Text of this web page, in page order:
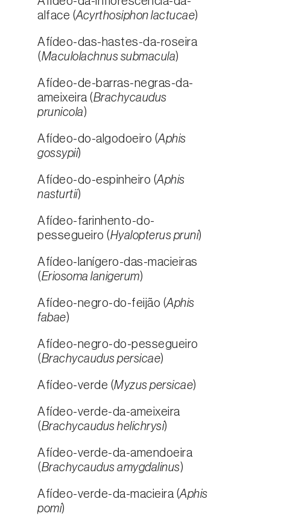
alface (Acyrthosiphon lactucae)
Afídeo-das-hastes-da-roseira
(Maculolachnus submacula)
Afídeo-de-barras-negras-da-
ameixeira (Brachycaudus
prunicola)
Afídeo-do-algodoeiro (Aphis
gossypii)
Afídeo-do-espinheiro (Aphis
nasturtii)
Afídeo-farinhento-do-
pessegueiro (Hyalopterus pruni)
Afídeo-lanígero-das-macieiras
(Eriosoma lanigerum)
Afídeo-negro-do-feijão (Aphis
fabae)
Afídeo-negro-do-pessegueiro
(Brachycaudus persicae)
Afídeo-verde (Myzus persicae)
Afídeo-verde-da-ameixeira
(Brachycaudus helichrysi)
Afídeo-verde-da-amendoeira
(Brachycaudus amygdalinus)
Afídeo-verde-da-macieira (Aphis
pomi)